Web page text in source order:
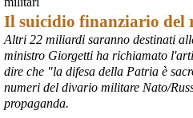
@peacelink - 6/8/2026 21:36
giornalerossoblu.it/ex-ilva-sc
Nel tavolo convocato al Ministero
Il suicidio finanziario del
Altri 22 miliardi saranno destinati
ministro Giorgetti ha richiamato
dire che "la difesa della Patria è
numeri del divario militare Nato/
propaganda.